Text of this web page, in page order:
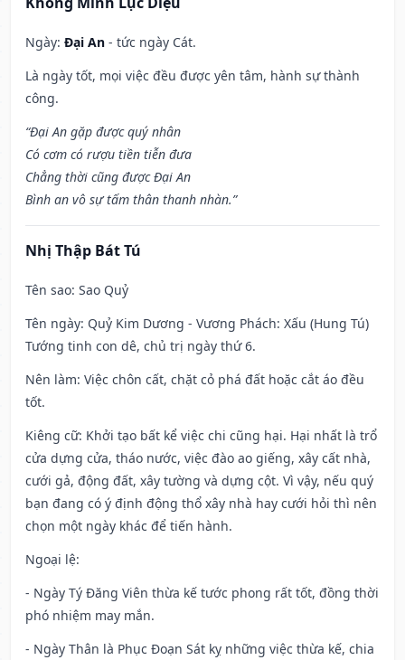
Ngày: Đại An - tức ngày Cát.
Là ngày tốt, mọi việc đều được yên tâm, hành sự thành
công.
“Đại An gặp được quý nhân
Có cơm có rượu tiền tiễn đưa
Chẳng thời cũng được Đại An
Bình an vô sự tấm thân thanh nhàn.”
Nhị Thập Bát Tú
Tên sao: Sao Quỷ
Tên ngày: Quỷ Kim Dương - Vương Phách: Xấu (Hung Tú)
Tướng tinh con dê, chủ trị ngày thứ 6.
Nên làm: Việc chôn cất, chặt cỏ phá đất hoặc cắt áo đều
tốt.
Kiêng cữ: Khởi tạo bất kể việc chi cũng hại. Hại nhất là trổ
cửa dựng cửa, tháo nước, việc đào ao giếng, xây cất nhà,
cưới gả, động đất, xây tường và dựng cột. Vì vậy, nếu quý
bạn đang có ý định động thổ xây nhà hay cưới hỏi thì nên
chọn một ngày khác để tiến hành.
Ngoại lệ:
- Ngày Tý Đăng Viên thừa kế tước phong rất tốt, đồng thời
phó nhiệm may mắn.
- Ngày Thân là Phục Đoạn Sát kỵ những việc thừa kế, chia